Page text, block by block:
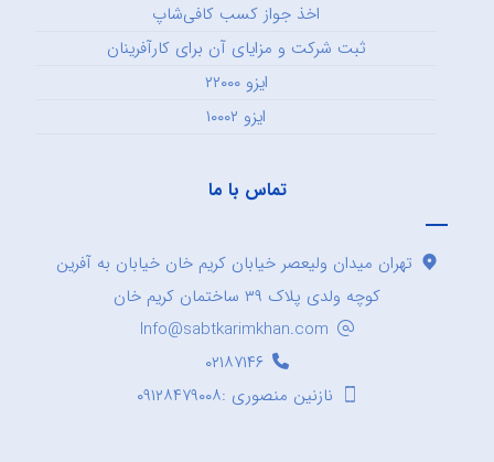
اخذ جواز کسب کافی‌شاپ
ثبت شرکت و مزایای آن برای کارآفرینان
ایزو ۲۲۰۰۰
ایزو ۱۰۰۰۲
تماس با ما
تهران میدان ولیعصر خیابان کریم خان خیابان به آفرین
کوچه ولدی پلاک ۳۹ ساختمان کریم خان
Info@sabtkarimkhan.com
۰۲۱۸۷۱۴۶
نازنین منصوری :۰۹۱۲۸۴۷۹۰۰۸